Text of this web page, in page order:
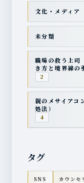
文化・メディア
未分類
職場の救う上司
き方と境界線の
2
親のメサイアコ
処法）
4
タグ
SNS カウンセ